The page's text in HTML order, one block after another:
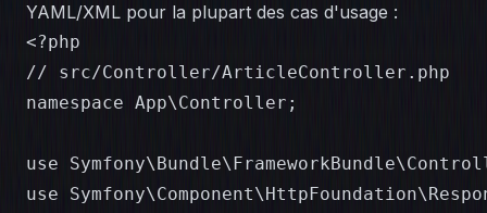
YAML/XML pour la plupart des cas d'usage :
<?php
// src/Controller/ArticleController.php
namespace App\Controller;
use
use